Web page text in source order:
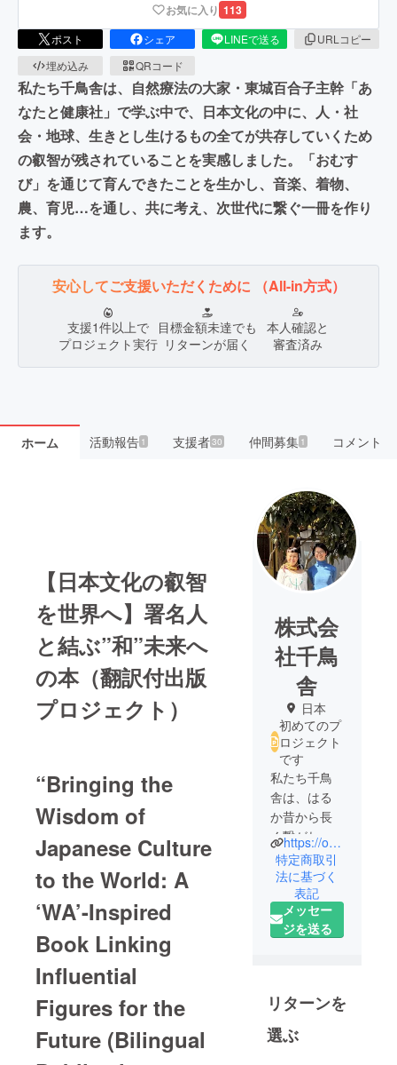
お気に入り 113
ポスト シェア LINEで送る
URLコピー
埋め込み
QRコード
私たち千鳥舎は、自然療法の大家・東城百合子主幹「あ
なたと健康社」で学ぶ中で、日本文化の中に、人・社
会・地球、生きとし生けるもの全てが共存していくため
の叡智が残されていることを実感しました。「おむす
び」を通じて育んできたことを生かし、音楽、着物、
農、育児…を通し、共に考え、次世代に繋ぐ一冊を作り
ます。
安心してご支援いただくために （All-in方式）
支援1件以上で
プロジェクト実行
目標金額未達でも
リターンが届く
本人確認と
審査済み
ホーム 活動報告1 支援者30 仲間募集 1 コメント
【日本文化の叡智
を世界へ】署名人
と結ぶ”和”未来へ
の本（翻訳付出版
プロジェクト）
“Bringing the
Wisdom of
Japanese Culture
to the World: A
‘WA’-Inspired
Book Linking
Influential
Figures for the
Future (Bilingual
株式会
社千鳥
舎
日本
初めてのプ
ロジェクト
です
私たち千鳥
舎は、はる
か昔から長
く繋がれて
来た叡智と
自然の摂理
からの学び
を通して、
人と人とを
としていま
す。
1人でも多く
https://omusubi-paper.com
特定商取引
法に基づく
表記
メッセー
ジを送る
リターンを
選ぶ